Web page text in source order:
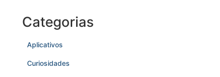
Categorias
Aplicativos
Curiosidades